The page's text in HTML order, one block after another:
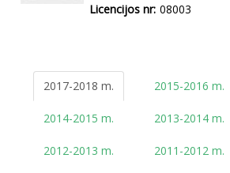
Licencijos nr: 08003
2017-2018 m. 2015-2016 m.
2014-2015 m. 2013-2014 m.
2012-2013 m. 2011-2012 m.